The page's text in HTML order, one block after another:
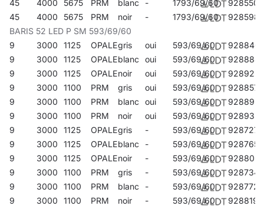
45
4000 5675 PRM blanc - 1793/69/60
928550
45
4000 5675 PRM noir - 1793/69/60
928598
BARIS 52 LED P SM 593/69/60
9
3000 1125 OPALEgris oui 593/69/60
928840
9
3000 1125 OPALEblanc oui 593/69/60
928888
9
3000 1125 OPALEnoir oui 593/69/60
928925
9
3000 1100 PRM gris oui 593/69/60
928857
9
3000 1100 PRM blanc oui 593/69/60
928895
9
3000 1100 PRM noir oui 593/69/60
928932
9
3000 1125 OPALEgris - 593/69/60
928727
9
3000 1125 OPALEblanc - 593/69/60
928765
9
3000 1125 OPALEnoir - 593/69/60
928802
9
3000 1100 PRM gris - 593/69/60
928734
9
3000 1100 PRM blanc - 593/69/60
928772
9
3000 1100 PRM noir - 593/69/60
928819